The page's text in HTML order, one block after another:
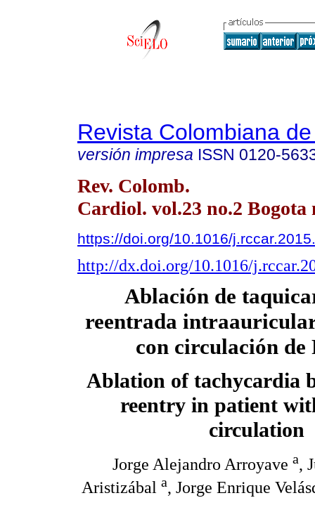
Revista Colombiana
versión impresa ISSN 0120-
Rev. Colomb.
Cardiol. vol.23 no.2 Bogota
https://doi.org/10.1016/
http://dx.doi.org/10.1016/
Ablación de
reentrada
con circulación de
Ablation of tachycardia
reentry in patient
circulation
Jorge Alejandro Arroyave a,
Aristizábal a, Jorge Enrique